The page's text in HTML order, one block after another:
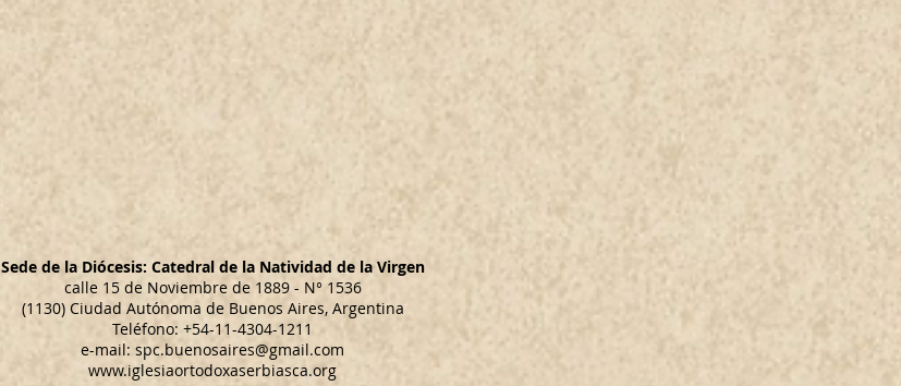
Sede de la Diócesis: Catedral de la Natividad de la Virgen
calle 15 de Noviembre de 1889 - N° 1536
(1130) Ciudad Autónoma de Buenos Aires, Argentina
Teléfono: +54-11-4304-1211
e-mail: spc.buenosaires@gmail.com
www.iglesiaortodoxaserbiasca.org